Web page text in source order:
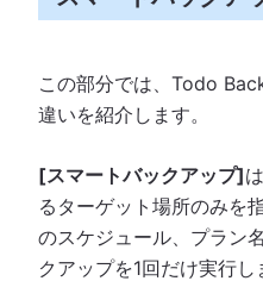
この部分では、Todo
違いを紹介します。
[スマートバックアップ]
るターゲット場所のみを
のスケジュール、プラン
クアップを1回だけ実行し